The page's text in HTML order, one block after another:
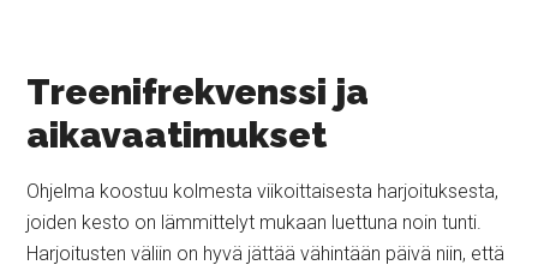
Treenifrekvenssi ja
aikavaatimukset
Ohjelma koostuu kolmesta viikoittaisesta harjoituksesta,
joiden kesto on lämmittelyt mukaan luettuna noin tunti.
Harjoitusten väliin on hyvä jättää vähintään päivä niin, että